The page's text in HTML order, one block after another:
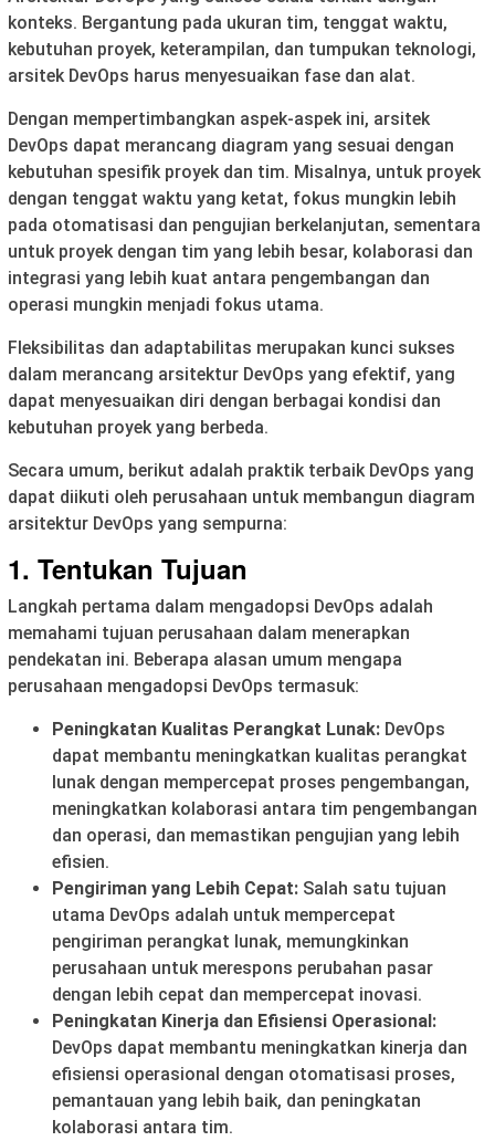
konteks. Bergantung pada ukuran tim, tenggat waktu,
kebutuhan proyek, keterampilan, dan tumpukan teknologi,
arsitek DevOps harus menyesuaikan fase dan alat.
Dengan mempertimbangkan aspek-aspek ini, arsitek
DevOps dapat merancang diagram yang sesuai dengan
kebutuhan spesifik proyek dan tim. Misalnya, untuk proyek
dengan tenggat waktu yang ketat, fokus mungkin lebih
pada otomatisasi dan pengujian berkelanjutan, sementara
untuk proyek dengan tim yang lebih besar, kolaborasi dan
integrasi yang lebih kuat antara pengembangan dan
operasi mungkin menjadi fokus utama.
Fleksibilitas dan adaptabilitas merupakan kunci sukses
dalam merancang arsitektur DevOps yang efektif, yang
dapat menyesuaikan diri dengan berbagai kondisi dan
kebutuhan proyek yang berbeda.
Secara umum, berikut adalah praktik terbaik DevOps yang
dapat diikuti oleh perusahaan untuk membangun diagram
arsitektur DevOps yang sempurna:
1. Tentukan Tujuan
Langkah pertama dalam mengadopsi DevOps adalah
memahami tujuan perusahaan dalam menerapkan
pendekatan ini. Beberapa alasan umum mengapa
perusahaan mengadopsi DevOps termasuk:
Peningkatan Kualitas Perangkat Lunak: DevOps
dapat membantu meningkatkan kualitas perangkat
lunak dengan mempercepat proses pengembangan,
meningkatkan kolaborasi antara tim pengembangan
dan operasi, dan memastikan pengujian yang lebih
efisien.
Pengiriman yang Lebih Cepat: Salah satu tujuan
utama DevOps adalah untuk mempercepat
pengiriman perangkat lunak, memungkinkan
perusahaan untuk merespons perubahan pasar
dengan lebih cepat dan mempercepat inovasi.
Peningkatan Kinerja dan Efisiensi Operasional:
DevOps dapat membantu meningkatkan kinerja dan
efisiensi operasional dengan otomatisasi proses,
pemantauan yang lebih baik, dan peningkatan
kolaborasi antara tim.